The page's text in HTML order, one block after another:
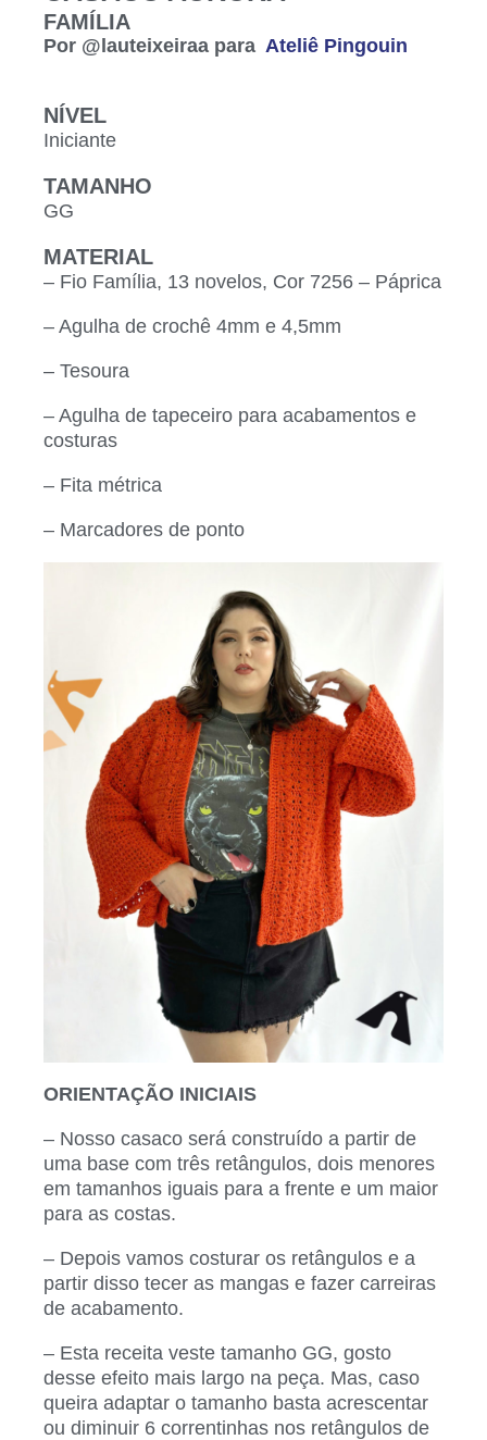
FAMÍLIA
Por @lauteixeiraa para Ateliê Pingouin
NÍVEL
Iniciante
TAMANHO
GG
MATERIAL
– Fio Família, 13 novelos, Cor 7256 – Páprica
– Agulha de crochê 4mm e 4,5mm
– Tesoura
– Agulha de tapeceiro para acabamentos e
costuras
– Fita métrica
– Marcadores de ponto
ORIENTAÇÃO INICIAIS
– Nosso casaco será construído a partir de
uma base com três retângulos, dois menores
em tamanhos iguais para a frente e um maior
para as costas.
– Depois vamos costurar os retângulos e a
partir disso tecer as mangas e fazer carreiras
de acabamento.
– Esta receita veste tamanho GG, gosto
desse efeito mais largo na peça. Mas, caso
queira adaptar o tamanho basta acrescentar
ou diminuir 6 correntinhas nos retângulos de